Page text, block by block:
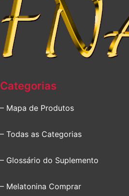
Categorias
– Mapa de Produtos
– Todas as Categorias
– Glossário do Suplemento
– Melatonina Comprar